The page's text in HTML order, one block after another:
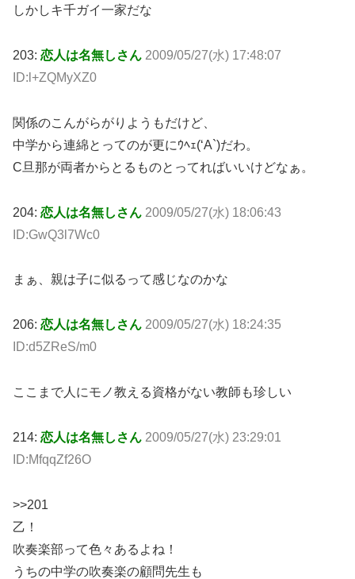
しかしキ千ガイ一家だな
203: 恋人は名無しさん 2009/05/27(水) 17:48:07
ID:l+ZQMyXZ0
関係のこんがらがりようもだけど、
中学から連綿とってのが更にｳﾍｪ(‘A`)だわ。
C旦那が両者からとるものとってればいいけどなぁ。
204: 恋人は名無しさん 2009/05/27(水) 18:06:43
ID:GwQ3l7Wc0
まぁ、親は子に似るって感じなのかな
206: 恋人は名無しさん 2009/05/27(水) 18:24:35
ID:d5ZReS/m0
ここまで人にモノ教える資格がない教師も珍しい
214: 恋人は名無しさん 2009/05/27(水) 23:29:01
ID:MfqqZf26O
>>201
乙！
吹奏楽部って色々あるよね！
うちの中学の吹奏楽の顧問先生も